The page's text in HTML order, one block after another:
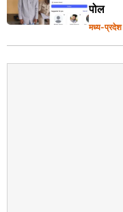
पोल
मध्य-प्रदेश